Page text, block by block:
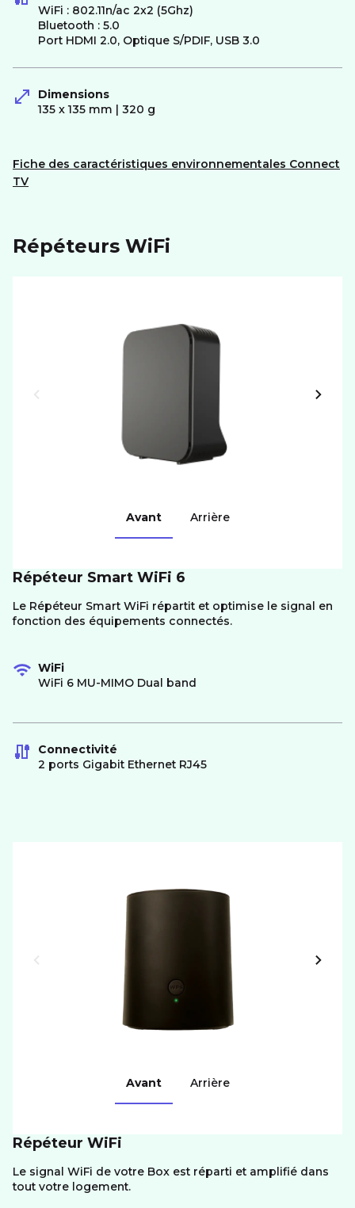
WiFi : 802.11n/ac 2x2 (5Ghz)
Bluetooth : 5.0
Port HDMI 2.0, Optique S/PDIF, USB 3.0
Dimensions
135 x 135 mm | 320 g
Fiche des caractéristiques environnementales Connect
TV
Répéteurs WiFi
Avant Arrière
Répéteur Smart WiFi 6
Le Répéteur Smart WiFi répartit et optimise le signal en
fonction des équipements connectés.
WiFi
WiFi 6 MU-MIMO Dual band
Connectivité
2 ports Gigabit Ethernet RJ45
Avant Arrière
Répéteur WiFi
Le signal WiFi de votre Box est réparti et amplifié dans
tout votre logement.